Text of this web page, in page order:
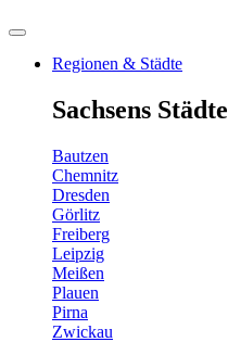
Regionen & Städte
Sachsens Städte
Bautzen
Chemnitz
Dresden
Görlitz
Freiberg
Leipzig
Meißen
Plauen
Pirna
Zwickau